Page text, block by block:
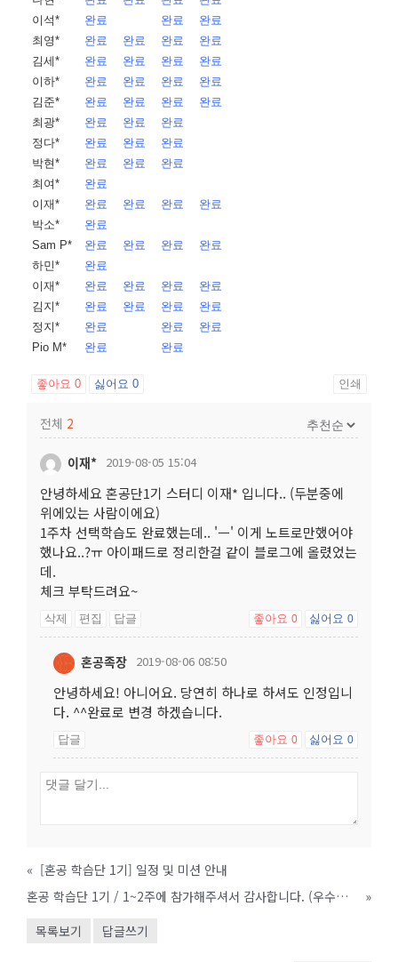
이석*
완료 완료
완료
최영*
완료 완료 완료
완료
김세*
완료 완료 완료
완료
이하*
완료 완료 완료
완료
김준*
완료 완료 완료
완료
최광*
완료 완료
완료
정다*
완료 완료
완료
박현*
완료 완료
완료
최여*
완료
이재*
완료 완료 완료
완료
박소*
완료
Sam P*
완료 완료 완료
완료
하민*
완료
이재*
완료 완료 완료
완료
김지*
완료 완료 완료
완료
정지*
완료 완료
완료
Pio M*
완료 완료
좋아요 0 싫어요 0 인쇄
전체 2
이재* 2019-08-05 15:04
안녕하세요 혼공단1기 스터디 이재* 입니다.. (두분중에
위에있는 사람이에요)
1주차 선택학습도 완료했는데.. 'ㅡ' 이게 노트로만했어야
했나요..?ㅠ 아이패드로 정리한걸 같이 블로그에 올렸었는
데.
체크 부탁드려요~
삭제 편집 답글 좋아요 0 싫어요 0
혼공족장 2019-08-06 08:50
안녕하세요! 아니어요. 당연히 하나로 하셔도 인정입니
다. ^^완료로 변경 하겠습니다.
답글 좋아요 0 싫어요 0
« [혼공 학습단 1기] 일정 및 미션 안내
혼공 학습단 1기 / 1~2주에 참가해주셔서 감사합니다. (우수학습자 명단)
»
목록보기
답글쓰기